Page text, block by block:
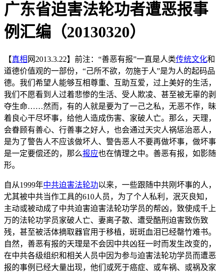
广东省迫害法轮功者遭恶报事
例汇编（20130320）
【真相 网2013.3.22】前注：“善恶有报”一直是人类传统文化和
道德价值观的一部份，“己所不欲，勿施于人”是为人的起码品
德。我们希望人能够互相尊重、互助互爱，过上美好的生活，
我们不愿看到人过着悲惨的生活、受人欺凌、甚至被无辜的剥
夺生命……然而，有的人就是要为了一己之私，无恶不作，昧
着良心干尽坏事，给他人造成伤害、家破人亡。那么，天理，
会眷顾有善心、行善事之好人，也会通过天灾人祸惩治恶人，
是为了警告人不应该做坏人、警告恶人不要再做坏事，做坏事
是一定要偿还的，那么报应也在情理之中。善恶有报，如影随
形。
自从1999年中共迫害法轮功以来，一些跟随中共刚坏事的人，
尤其被中共当作工具的610人员，为了个人私利，泯灭良知，
主动或被动成了中共迫害迫害法轮功学员的帮凶，致使成千上
万的法轮功学员家破人亡、妻离子散、遭受酷刑迫害致伤致
残，甚至被活体摘取器官用于移植，斑斑血泪已经罄竹难书。
自然，善恶有报的天理是不会因中共凶狂一时而发生改变的，
在中共各级组织和相关人员中因为参与迫害法轮功学员而遭恶
报的事例已经大量出现，他们或死于癌症、或车祸、或祸及家